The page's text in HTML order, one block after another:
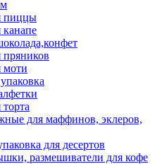
пиццы
канапе
пряников
моти
для маффинов, эклеров,
для десертов
размешиватели для кофе